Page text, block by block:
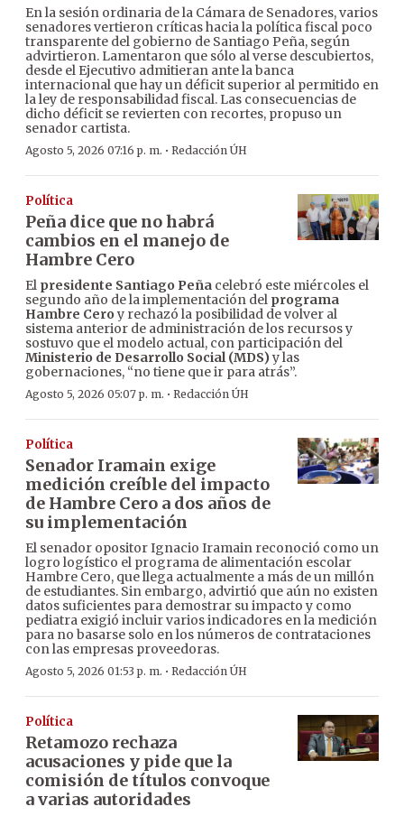
En la sesión ordinaria de la Cámara de Senadores, varios
senadores vertieron críticas hacia la política fiscal poco
transparente del gobierno de Santiago Peña, según
advirtieron. Lamentaron que sólo al verse descubiertos,
desde el Ejecutivo admitieran ante la banca
internacional que hay un déficit superior al permitido en
la ley de responsabilidad fiscal. Las consecuencias de
dicho déficit se revierten con recortes, propuso un
senador cartista.
Agosto 5, 2026 07:16 p. m. · Redacción ÚH
Política
Peña dice que no habrá
cambios en el manejo de
Hambre Cero
El presidente Santiago Peña celebró este miércoles el
segundo año de la implementación del programa
Hambre Cero y rechazó la posibilidad de volver al
sistema anterior de administración de los recursos y
sostuvo que el modelo actual, con participación del
Ministerio de Desarrollo Social (MDS)y las
gobernaciones, “no tiene que ir para atrás”.
Agosto 5, 2026 05:07 p. m. · Redacción ÚH
Política
Senador Iramain exige
medición creíble del impacto
de Hambre Cero a dos años de
su implementación
El senador opositor Ignacio Iramain reconoció como un
logro logístico el programa de alimentación escolar
Hambre Cero, que llega actualmente a más de un millón
de estudiantes. Sin embargo, advirtió que aún no existen
datos suficientes para demostrar su impacto y como
pediatra exigió incluir varios indicadores en la medición
para no basarse solo en los números de contrataciones
con las empresas proveedoras.
Agosto 5, 2026 01:53 p. m. · Redacción ÚH
Política
Retamozo rechaza
acusaciones y pide que la
comisión de títulos convoque
a varias autoridades